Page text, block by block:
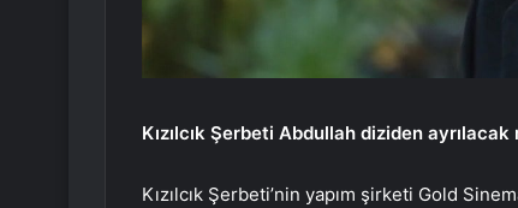
Kızılcık Şerbeti Abdullah diziden ayrılacak
Kızılcık Şerbeti’nin yapım şirketi Gold